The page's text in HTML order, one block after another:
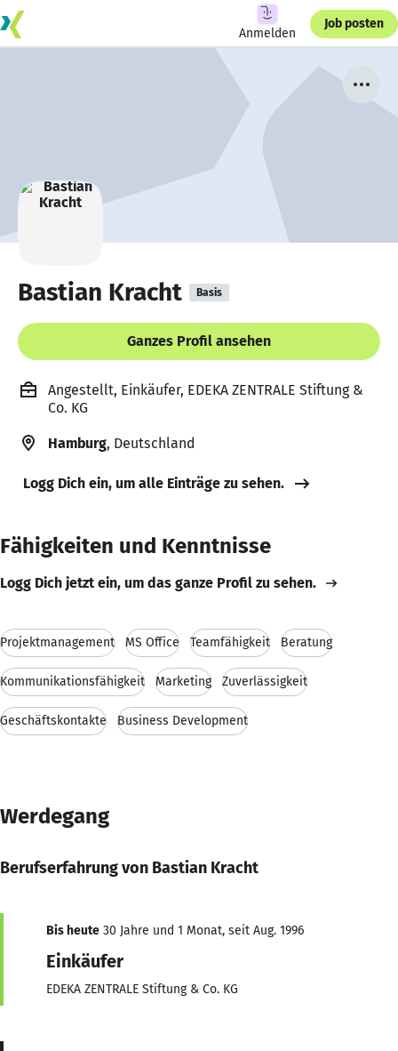
Anmelden
Job posten
Bastian Kracht Basis
Ganzes Profil ansehen
Angestellt, Einkäufer, EDEKA ZENTRALE Stiftung &
Co. KG
Hamburg, Deutschland
Logg Dich ein, um alle Einträge zu sehen.
Fähigkeiten und Kenntnisse
Logg Dich jetzt ein, um das ganze Profil zu sehen.
Projektmanagement MS Office Teamfähigkeit Beratung
Kommunikationsfähigkeit Marketing Zuverlässigkeit
Geschäftskontakte Business Development
Werdegang
Berufserfahrung von Bastian Kracht
Bis heute 30 Jahre und 1 Monat, seit Aug. 1996
Einkäufer
EDEKA ZENTRALE Stiftung & Co. KG